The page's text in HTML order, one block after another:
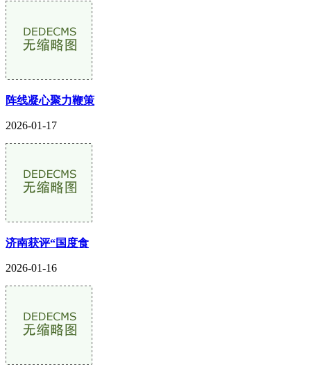
阵线凝心聚力鞭策
2026-01-17
济南获评“国度食
2026-01-16